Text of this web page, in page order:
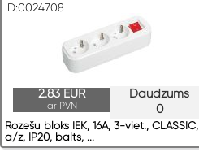
ID:0024708
Daudzums
0
2.83 EUR
ar PVN
Rozešu bloks IEK, 16A, 3-viet., CLASSIC,
a/z, IP20, balts, ...